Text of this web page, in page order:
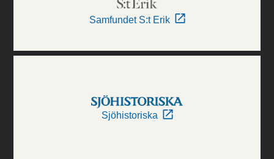
Samfundet S:t Erik
Sjöhistoriska